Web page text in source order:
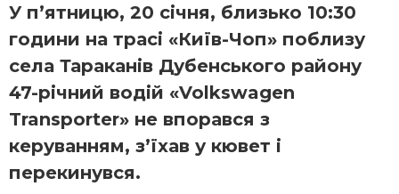
У п’ятницю, 20 січня, близько 10:30
години на трасі «Київ-Чоп» поблизу
села Тараканів Дубенського району
47-річний водій «Volkswagen
Transporter» не впорався з
керуванням, з’їхав у кювет і
перекинувся.